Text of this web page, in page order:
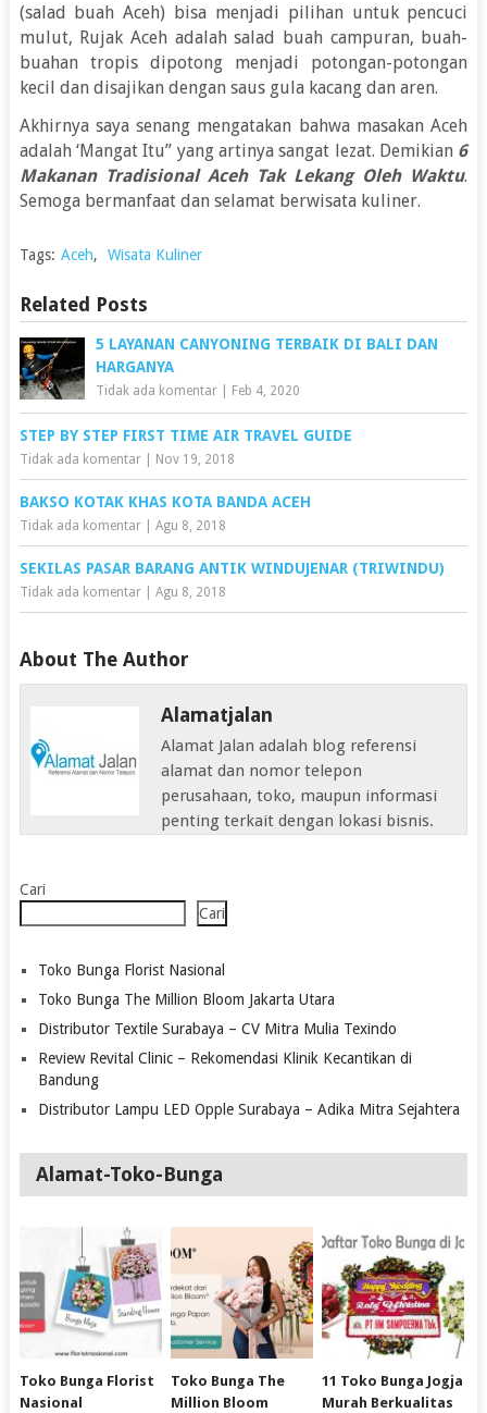
(salad buah Aceh) bisa menjadi pilihan untuk pencuci
mulut, Rujak Aceh adalah salad buah campuran, buah-
buahan tropis dipotong menjadi potongan-potongan
kecil dan disajikan dengan saus gula kacang dan aren.
Akhirnya saya senang mengatakan bahwa masakan Aceh
adalah ‘Mangat Itu” yang artinya sangat lezat. Demikian 6
Makanan Tradisional Aceh Tak Lekang Oleh Waktu.
Semoga bermanfaat dan selamat berwisata kuliner.
Tags: Aceh, Wisata Kuliner
Related Posts
5 LAYANAN CANYONING TERBAIK DI BALI DAN
HARGANYA
Tidak ada komentar| Feb 4, 2020
STEP BY STEP FIRST TIME AIR TRAVEL GUIDE
Tidak ada komentar| Nov 19, 2018
BAKSO KOTAK KHAS KOTA BANDA ACEH
Tidak ada komentar| Agu 8, 2018
SEKILAS PASAR BARANG ANTIK WINDUJENAR (TRIWINDU)
Tidak ada komentar| Agu 8, 2018
About The Author
Alamatjalan
Alamat Jalan adalah blog referensi
alamat dan nomor telepon
perusahaan, toko, maupun informasi
penting terkait dengan lokasi bisnis.
Cari
Cari
Toko Bunga Florist Nasional
Toko Bunga The Million Bloom Jakarta Utara
Distributor Textile Surabaya – CV Mitra Mulia Texindo
Review Revital Clinic – Rekomendasi Klinik Kecantikan di
Bandung
Distributor Lampu LED Opple Surabaya – Adika Mitra Sejahtera
Alamat-Toko-Bunga
Toko Bunga Florist
Nasional
Toko Bunga The
Million Bloom
11 Toko Bunga Jogja
Murah Berkualitas